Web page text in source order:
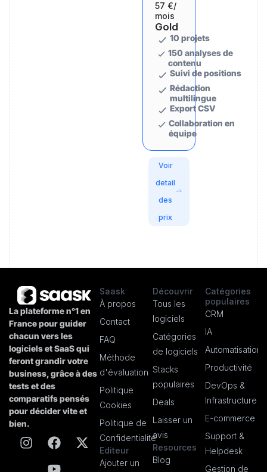
57 €/
mois
Gold
10 projets
150 analyses de
contenu
Suivi de positions
Rédaction
multilingue
Export CSV
Collaboration en
équipe
Voir
detail
des
prix
La plateforme n°1 en
France pour guider
chacun vers les
logiciels et SaaS qui
feront grandir votre
business, grâce à des
tests et des
comparatifs pensés
pour décider vite et
bien.
Saask
À propos
Contact
FAQ
Méthode
d'évaluation
Politique
Cookies
Politique de
Confidentialité
Editeur
Ajouter un
Découvrir
Tous les
logiciels
Catégories
de logiciels
Stacks
populaires
Deals
Laisser un
avis
Resources
Blog
Catégories
populaires
CRM
IA
Automatisation
Productivité
DevOps &
Infrastructure
E-commerce
Support &
Helpdesk
Gestion de